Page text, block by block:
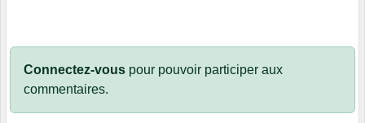
Connectez-vous pour pouvoir participer aux
commentaires.